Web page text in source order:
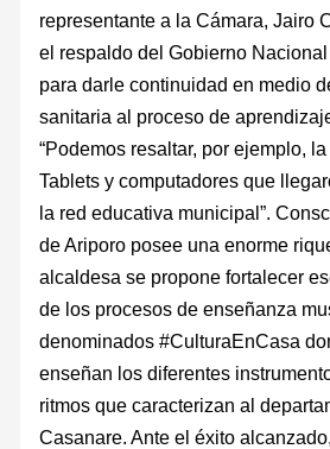
representante a la Cámara, Jairo
el respaldo del Gobierno
para darle continuidad en medio
sanitaria al proceso de
“Podemos resaltar, por ejemplo,
Tablets y computadores que
la red educativa municipal”.
de Ariporo posee una enorme
alcaldesa se propone fortalecer
de los procesos de enseñanza
denominados #CulturaEnCasa
enseñan los diferentes
ritmos que caracterizan al
Casanare. Ante el éxito